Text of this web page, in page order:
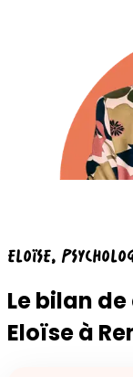
ELOÏSE,
Le bilan
Eloïseà